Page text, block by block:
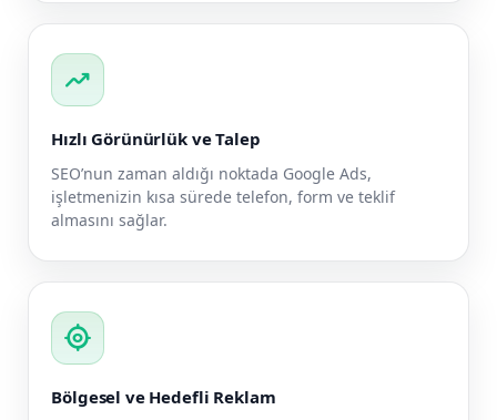
trending_up
Hızlı Görünürlük ve Talep
SEO’nun zaman aldığı noktada Google Ads,
işletmenizin kısa sürede telefon, form ve teklif
almasını sağlar.
my_location
Bölgesel ve Hedefli Reklam